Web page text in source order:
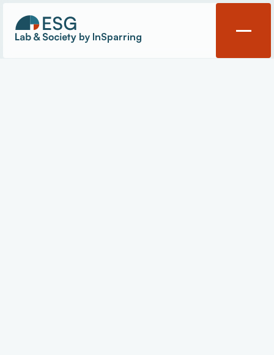
by InSparring